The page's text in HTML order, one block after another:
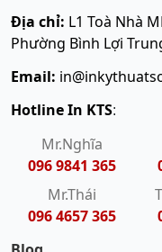
Địa chỉ: L1 Toà Nhà
Phường Bình Lợi
Email:
Hotline In KTS:
Mr.Nghĩa
096 9841 365
Mr.Thái
096 4657 365